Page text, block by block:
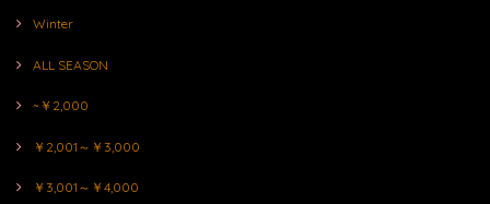
Winter
ALL SEASON
~￥2,000
￥2,001～￥3,000
￥3,001～￥4,000